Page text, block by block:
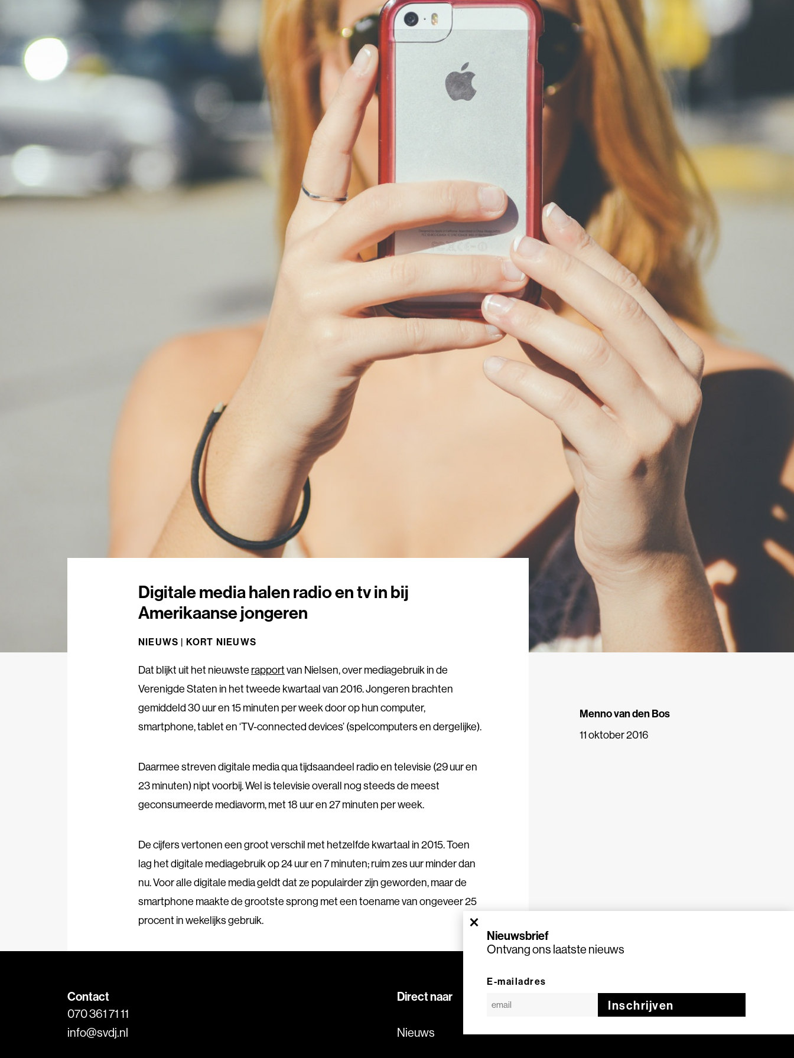
Digitale media halen radio en tv in bij
Amerikaanse jongeren
NIEUWS | KORT NIEUWS
Dat blijkt uit het nieuwste rapportvan Nielsen, over mediagebruik in de
Verenigde Staten in het tweede kwartaal van 2016. Jongeren brachten
gemiddeld 30 uur en 15 minuten per week door op hun computer,
smartphone, tablet en ‘TV-connected devices’ (spelcomputers en dergelijke).
Daarmee streven digitale media qua tijdsaandeel radio en televisie (29 uur en
23 minuten) nipt voorbij. Wel is televisie overall nog steeds de meest
geconsumeerde mediavorm, met 18 uur en 27 minuten per week.
De cijfers vertonen een groot verschil met hetzelfde kwartaal in 2015. Toen
lag het digitale mediagebruik op 24 uur en 7 minuten; ruim zes uur minder dan
nu. Voor alle digitale media geldt dat ze populairder zijn geworden, maar de
smartphone maakte de grootste sprong met een toename van ongeveer 25
procent in wekelijks gebruik.
Menno van den Bos
11 oktober 2016
×
Nieuwsbrief
Ontvang ons laatste nieuws
E-mailadres
Inschrijven
Contact
070 361 71 11
info@svdj.nl
Direct naar
Nieuws